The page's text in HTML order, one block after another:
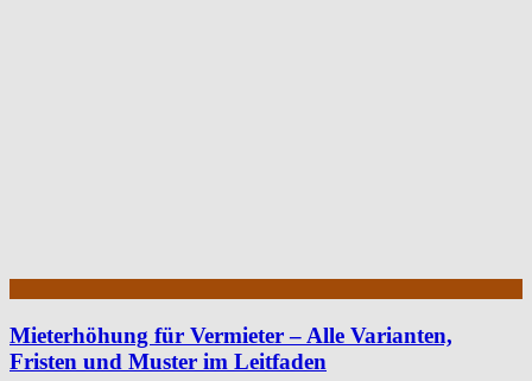
Mieterhöhung für Vermieter – Alle Varianten,
Fristen und Muster im Leitfaden